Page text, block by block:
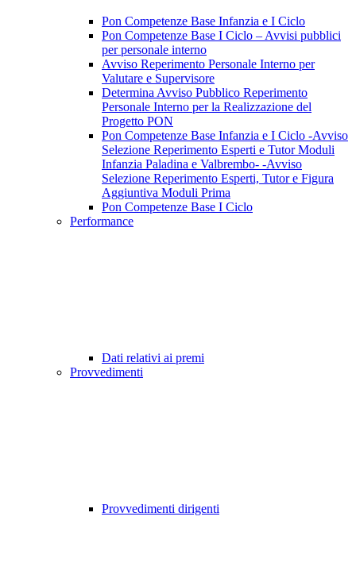
Pon Competenze Base Infanzia e I Ciclo
Pon Competenze Base I Ciclo – Avvisi pubblici
per personale interno
Avviso Reperimento Personale Interno per
Valutare e Supervisore
Determina Avviso Pubblico Reperimento
Personale Interno per la Realizzazione del
Progetto PON
Pon Competenze Base Infanzia e I Ciclo -Avviso
Selezione Reperimento Esperti e Tutor Moduli
Infanzia Paladina e Valbrembo- -Avviso
Selezione Reperimento Esperti, Tutor e Figura
Aggiuntiva Moduli Prima
Pon Competenze Base I Ciclo
Performance
Dati relativi ai premi
Provvedimenti
Provvedimenti dirigenti